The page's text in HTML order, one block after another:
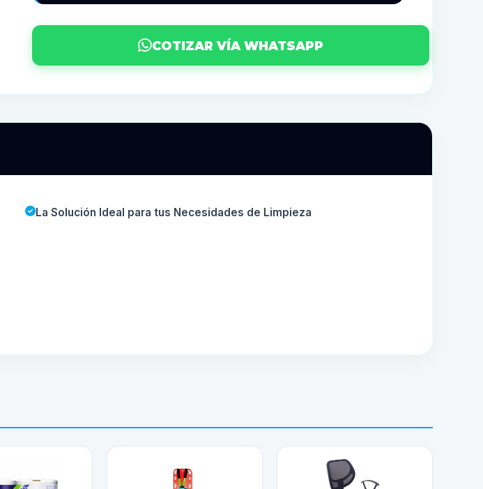
COTIZAR VÍA WHATSAPP
La Solución Ideal para tus Necesidades de Limpieza